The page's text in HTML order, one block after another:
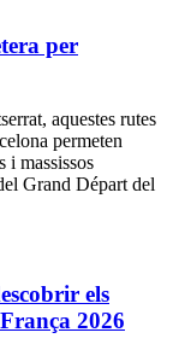
per
aquestes rutes
permeten
i massissos
Grand Départ del
els
2026